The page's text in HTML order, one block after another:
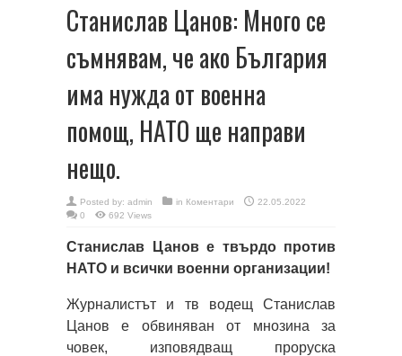
Станислав Цанов: Много се
съмнявам, че ако България
има нужда от военна
помощ, НАТО ще направи
нещо.
Posted by: admin in Коментари
22.05.2022
0
692 Views
Станислав Цанов е твърдо против
НАТО и всички военни организации!
Журналистът и тв водещ Станислав
Цанов е обвиняван от мнозина за
човек, изповядващ проруска